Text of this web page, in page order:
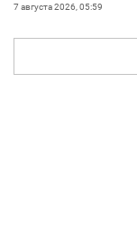
7 августа 2026, 05:59